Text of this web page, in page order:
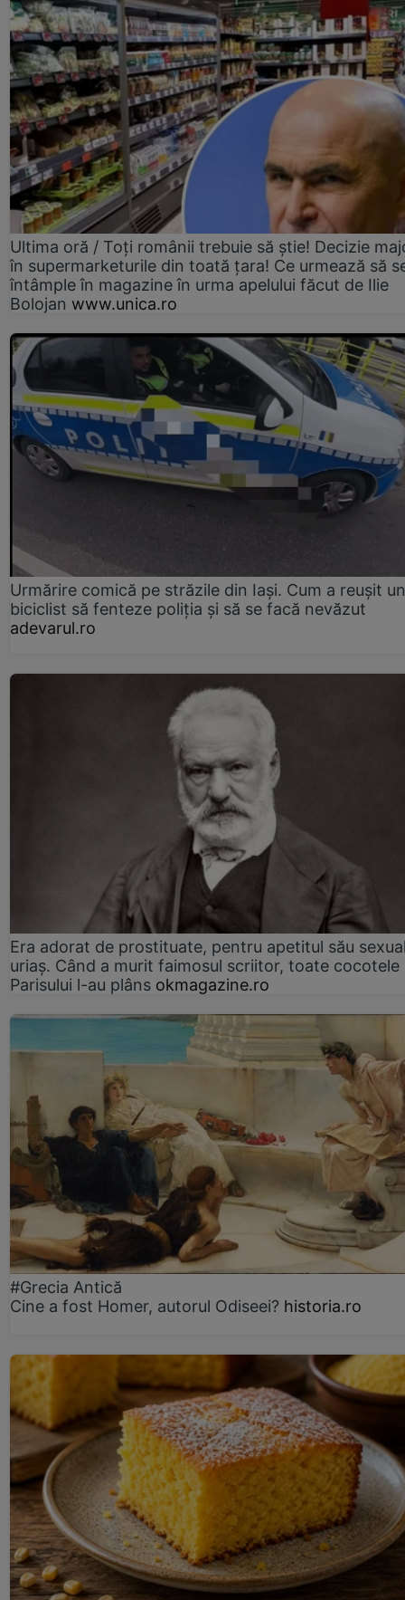
Ultima oră / Toți românii trebuie să știe! Decizie
în supermarketurile din toată țara! Ce urmează să
întâmple în magazine în urma apelului făcut de Ilie
Bolojan www.unica.ro
Urmărire comică pe străzile din Iași. Cum a reușit un
biciclist să fenteze poliția și să se facă nevăzut
adevarul.ro
Era adorat de prostituate, pentru apetitul său
uriaș. Când a murit faimosul scriitor, toate cocotele
Parisului l-au plâns okmagazine.ro
#Grecia Antică
Cine a fost Homer, autorul Odiseei? historia.ro